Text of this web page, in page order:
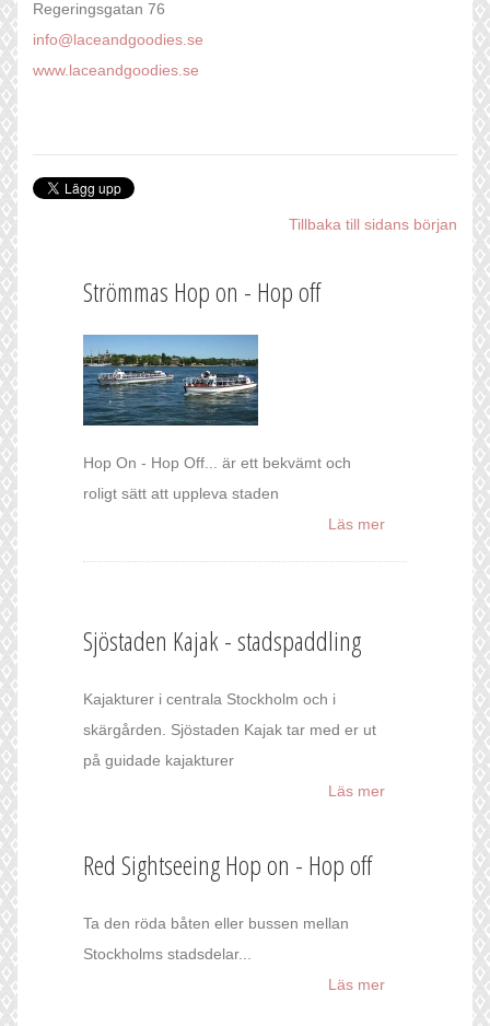
Regeringsgatan 76
info@laceandgoodies.se
www.laceandgoodies.se
Tillbaka till sidans början
Strömmas Hop on - Hop off
Hop On - Hop Off... är ett bekvämt och
roligt sätt att uppleva staden
Läs mer
Sjöstaden Kajak - stadspaddling
Kajakturer i centrala Stockholm och i
skärgården. Sjöstaden Kajak tar med er ut
på guidade kajakturer
Läs mer
Red Sightseeing Hop on - Hop off
Ta den röda båten eller bussen mellan
Stockholms stadsdelar...
Läs mer